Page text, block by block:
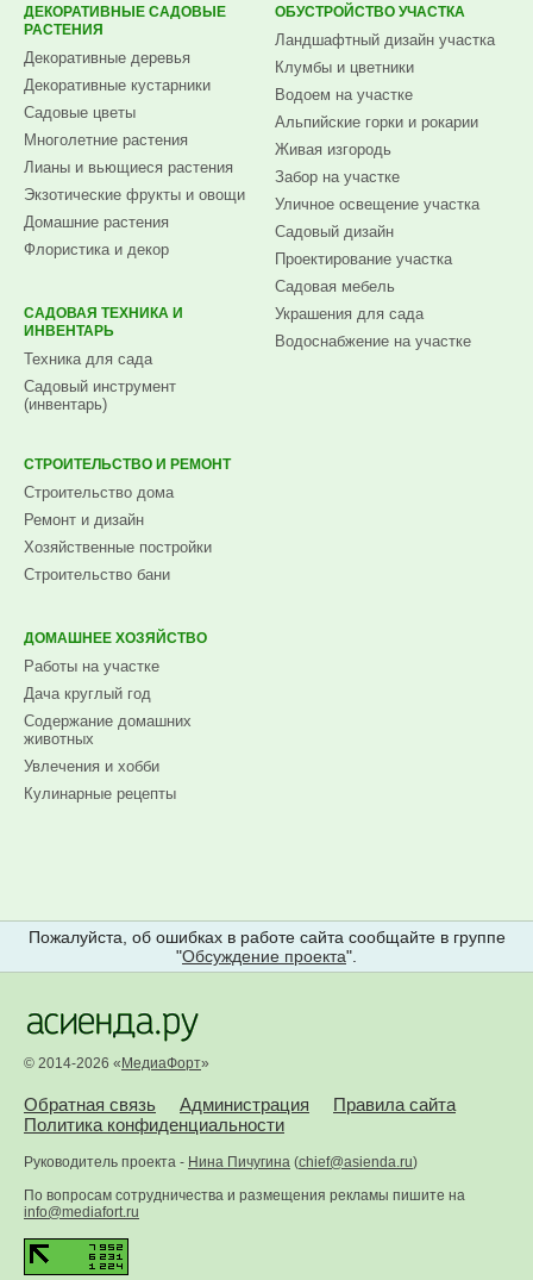
ДЕКОРАТИВНЫЕ САДОВЫЕ
РАСТЕНИЯ
Декоративные деревья
Декоративные кустарники
Садовые цветы
Многолетние растения
Лианы и вьющиеся растения
Экзотические фрукты и овощи
Домашние растения
Флористика и декор
САДОВАЯ ТЕХНИКА И
ИНВЕНТАРЬ
Техника для сада
Садовый инструмент
(инвентарь)
ОБУСТРОЙСТВО УЧАСТКА
Ландшафтный дизайн участка
Клумбы и цветники
Водоем на участке
Альпийские горки и рокарии
Живая изгородь
Забор на участке
Уличное освещение участка
Садовый дизайн
Проектирование участка
Садовая мебель
Украшения для сада
Водоснабжение на участке
СТРОИТЕЛЬСТВО И РЕМОНТ
Строительство дома
Ремонт и дизайн
Хозяйственные постройки
Строительство бани
ДОМАШНЕЕ ХОЗЯЙСТВО
Работы на участке
Дача круглый год
Содержание домашних
животных
Увлечения и хобби
Кулинарные рецепты
Пожалуйста, об ошибках в работе сайта сообщайте в группе
"Обсуждение проекта".
© 2014-2026 «МедиаФорт»
Обратная связь Администрация
Правила сайта
Политика конфиденциальности
Руководитель проекта - Нина Пичугина (chief@asienda.ru)
По вопросам сотрудничества и размещения рекламы пишите на
info@mediafort.ru